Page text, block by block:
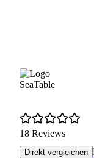
SeaTable
18 Reviews
Direkt vergleichen